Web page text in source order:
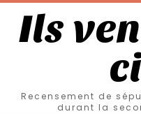
Ils
Recensement de
durant la